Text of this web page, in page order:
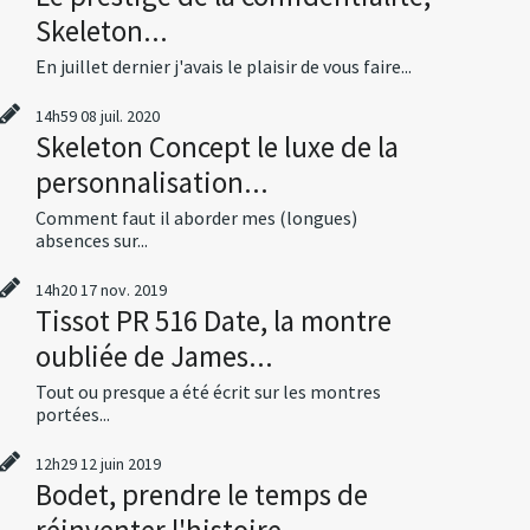
Skeleton...
En juillet dernier j'avais le plaisir de vous faire...
14h5908 juil. 2020
Skeleton Concept le luxe de la
personnalisation...
Comment faut il aborder mes (longues)
absences sur...
14h2017nov. 2019
Tissot PR 516 Date, la montre
oubliée de James...
Tout ou presque a été écrit sur les montres
portées...
12h2912juin 2019
Bodet, prendre le temps de